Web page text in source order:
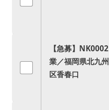
【急募】
業／福岡県北九
区香春口